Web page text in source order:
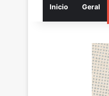
Inicio Geral